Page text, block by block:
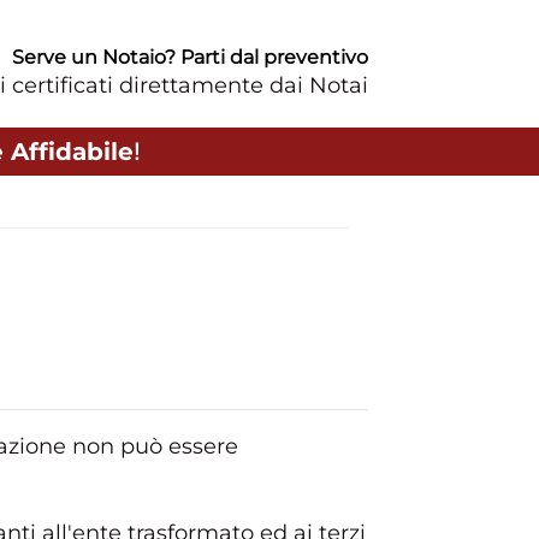
Serve un Notaio? Parti dal preventivo
certificati direttamente dai Notai
Affidabile!
non può essere
all'ente trasformato ed ai terzi